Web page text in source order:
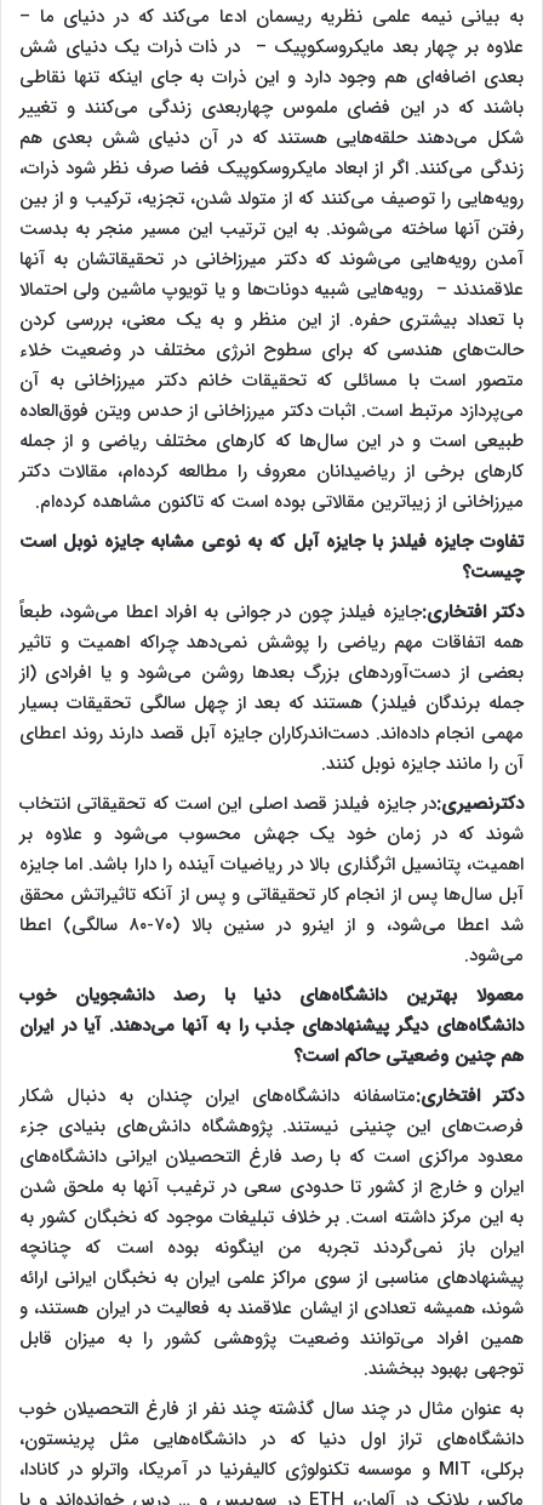
به بیانی نیمه علمی نظریه ریسمان ادعا می‌کند که در دنیای ما –
علاوه بر چهار بعد مایکروسکوپیک – در ذات ذرات یک دنیای شش
بعدی اضافه‌ای هم وجود دارد و این ذرات به جای اینکه تنها نقاطی
باشند که در این فضای ملموس چهاربعدی زندگی می‌کنند و تغییر
شکل می‌دهند حلقه‌هایی هستند که در آن دنیای شش بعدی هم
زندگی می‌کنند. اگر از ابعاد مایکروسکوپیک فضا صرف نظر شود ذرات،
رویه‌هایی را توصیف می‌کنند که از متولد شدن، تجزیه، ترکیب و از بین
رفتن آنها ساخته می‌شوند. به این ترتیب این مسیر منجر به بدست
آمدن رویه‌هایی می‌شوند که دکتر میرزاخانی در تحقیقاتشان به آنها
علاقمندند – رویه‌هایی شبیه دونات‌ها و یا تویوپ ماشین ولی احتمالا
با تعداد بیشتری حفره. از این منظر و به یک معنی، بررسی کردن
حالت‌های هندسی که برای سطوح انرژی مختلف در وضعیت خلاء
متصور است با مسائلی که تحقیقات خانم دکتر میرزاخانی به آن
می‌پردازد مرتبط است. اثبات دکتر میرزاخانی از حدس ویتن فوق‌العاده
طبیعی است و در این سال‌ها که کارهای مختلف ریاضی و از جمله
کارهای برخی از ریاضیدانان معروف را مطالعه کرده‌ام، مقالات دکتر
میرزاخانی از زیباترین مقالاتی بوده است که تاکنون مشاهده کرده‌ام.
تفاوت جایزه فیلدز با جایزه آبل که به نوعی مشابه جایزه نوبل است
چیست؟
دکتر افتخاری:جایزه فیلدز چون در جوانی به افراد اعطا می‌شود، طبعاً
همه اتفاقات مهم ریاضی را پوشش نمی‌دهد چراکه اهمیت و تاثیر
بعضی از دست‌آوردهای بزرگ بعدها روشن می‌شود و یا افرادی (از
جمله برندگان فیلدز) هستند که بعد از چهل سالگی تحقیقات بسیار
مهمی انجام داده‌اند. دست‌اندرکاران جایزه آبل قصد دارند روند اعطای
آن را مانند جایزه نوبل کنند.
دکترنصیری:در جایزه فیلدز قصد اصلی این است که تحقیقاتی انتخاب
شوند که در زمان خود یک جهش محسوب می‌شود و علاوه بر
اهمیت، پتانسیل اثرگذاری بالا در ریاضیات آینده را دارا باشد. اما جایزه
آبل سال‌ها پس از انجام کار تحقیقاتی و پس از آنکه تاثیراتش محقق
شد اعطا می‌شود، و از اینرو در سنین بالا (۷۰-۸۰ سالگی) اعطا
می‌شود.
معمولا بهترین دانشگاه‌های دنیا با رصد دانشجویان خوب
دانشگاه‌های دیگر پیشنهادهای جذب را به آنها می‌دهند. آیا در ایران
هم چنین وضعیتی حاکم است؟
دکتر افتخاری:متاسفانه دانشگاه‌های ایران چندان به دنبال شکار
فرصت‌های این چنینی نیستند. پژوهشگاه دانش‌های بنیادی جزء
معدود مراکزی است که با رصد فارغ التحصیلان ایرانی دانشگاه‌های
ایران و خارج از کشور تا حدودی سعی در ترغیب آنها به ملحق شدن
به این مرکز داشته است. بر خلاف تبلیغات موجود که نخبگان کشور به
ایران باز نمی‌گردند تجربه من اینگونه بوده است که چنانچه
پیشنهادهای مناسبی از سوی مراکز علمی ایران به نخبگان ایرانی ارائه
شوند، همیشه تعدادی از ایشان علاقمند به فعالیت در ایران هستند، و
همین افراد می‌توانند وضعیت پژوهشی کشور را به میزان قابل
توجهی بهبود ببخشند.
به عنوان مثال در چند سال گذشته چند نفر از فارغ التحصیلان خوب
دانشگاه‌های تراز اول دنیا که در دانشگاه‌هایی مثل پرینستون،
برکلی، MIT و موسسه تکنولوژی کالیفرنیا در آمریکا، واترلو در کانادا،